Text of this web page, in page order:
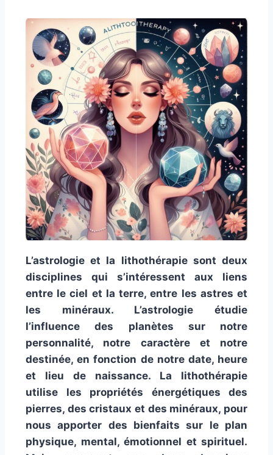
L’astrologie et la lithothérapie sont deux
disciplines qui s’intéressent aux liens
entre le ciel et la terre, entre les astres et
les minéraux. L’astrologie étudie
l’influence des planètes sur notre
personnalité, notre caractère et notre
destinée, en fonction de notre date, heure
et lieu de naissance. La lithothérapie
utilise les propriétés énergétiques des
pierres, des cristaux et des minéraux, pour
nous apporter des bienfaits sur le plan
physique, mental, émotionnel et spirituel.